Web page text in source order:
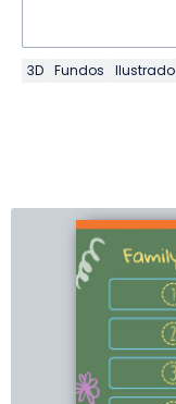
3D Fundos Ilustrado